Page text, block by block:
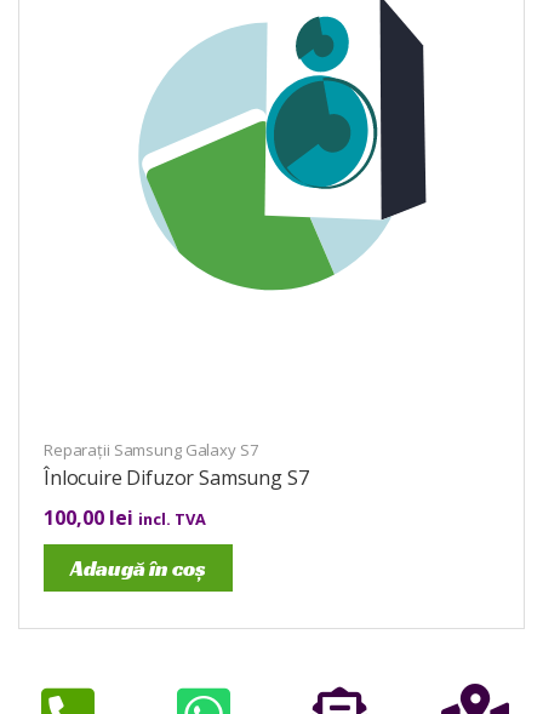
Reparații Samsung Galaxy S7
Înlocuire Difuzor Samsung S7
100,00 lei incl. TVA
Adaugă în coș